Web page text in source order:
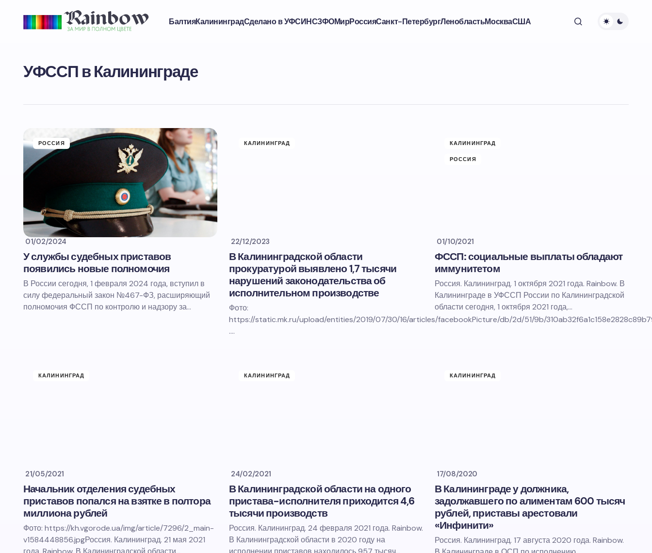
БалтияКалининградСделано в УФСИНСЗФОМирРоссияСанкт-ПетербургЛенобластьМоскваСША
УФССП в Калининграде
РОССИЯ
01/02/2024
У службы судебных приставов
появились новые полномочия
В России сегодня, 1 февраля 2024 года, вступил в
силу федеральный закон №467-ФЗ, расширяющий
полномочия ФССП по контролю и надзору за…
КАЛИНИНГРАД
22/12/2023
В Калининградской области
прокуратурой выявлено 1,7 тысячи
нарушений законодательства об
исполнительном производстве
Фото:
https://static.mk.ru/upload/entities/2019/07/30/16/articles/facebookPicture/db/2d/51/9b/
.…
КАЛИНИНГРАД
РОССИЯ
01/10/2021
ФССП: социальные выплаты обладают
иммунитетом
Россия. Калининград. 1 октября 2021 года. Rainbow. В
Калининграде в УФССП России по Калининградской
области сегодня, 1 октября 2021 года,…
КАЛИНИНГРАД
21/05/2021
Начальник отделения судебных
приставов попался на взятке в полтора
миллиона рублей
Фото: https://kh.vgorode.ua/img/article/7296/2_main-
v1584448856.jpgРоссия. Калининград. 21 мая 2021
КАЛИНИНГРАД
24/02/2021
В Калининградской области на одного
пристава-исполнителя приходится 4,6
тысячи производств
Россия. Калининград. 24 февраля 2021 года. Rainbow.
В Калининградской области в 2020 году на
КАЛИНИНГРАД
17/08/2020
В Калининграде у должника,
задолжавшего по алиментам 600 тысяч
рублей, приставы арестовали
«Инфинити»
Россия. Калининград. 17 августа 2020 года. Rainbow.